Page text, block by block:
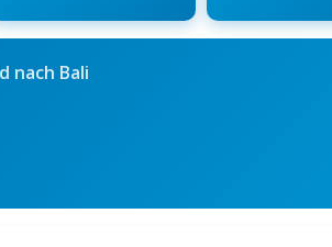
nach Bali